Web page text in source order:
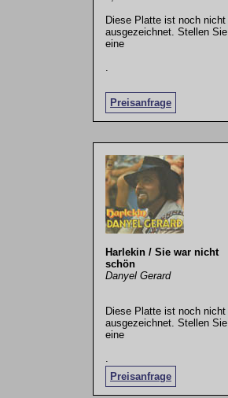
Diese Platte ist noch nicht
ausgezeichnet. Stellen Sie
eine
Preisanfrage
Harlekin / Sie war nicht
schön
Danyel Gerard
Diese Platte ist noch nicht
ausgezeichnet. Stellen Sie
eine
Preisanfrage